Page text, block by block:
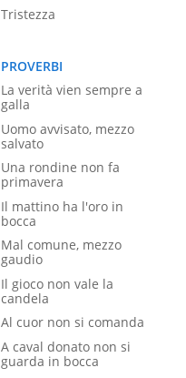
Tristezza
PROVERBI
La verità vien sempre a
galla
Uomo avvisato, mezzo
salvato
Una rondine non fa
primavera
Il mattino ha l'oro in
bocca
Mal comune, mezzo
gaudio
Il gioco non vale la
candela
Al cuor non si comanda
A caval donato non si
guarda in bocca